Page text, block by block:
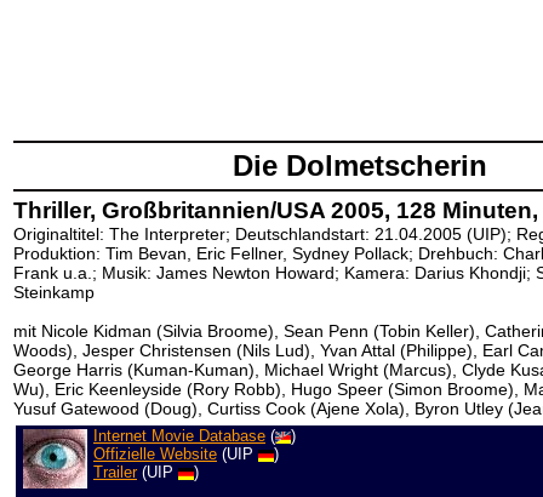
Die Dolmetscherin
Thriller, Großbritannien/USA 2005, 128 Minuten,
Originaltitel: The Interpreter; Deutschlandstart: 21.04.2005 (UIP);
Produktion: Tim Bevan, Eric Fellner, Sydney Pollack; Drehbuch:
Frank u.a.; Musik: James Newton Howard; Kamera: Darius Khondji;
Steinkamp
mit Nicole Kidman (Silvia Broome), Sean Penn (Tobin Keller),
Woods), Jesper Christensen (Nils Lud), Yvan Attal (Philippe), Earl
George Harris (Kuman-Kuman), Michael Wright (Marcus), Clyde
Wu), Eric Keenleyside (Rory Robb), Hugo Speer (Simon Broome),
Yusuf Gatewood (Doug), Curtiss Cook (Ajene Xola), Byron Utley
Internet Movie Database (
)
Offizielle Website (UIP
)
Trailer(UIP )